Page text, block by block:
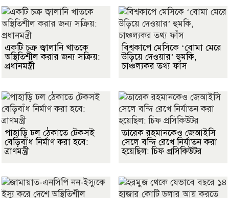
একটি চক্র জ্বালানি খাতকে
অস্থিতিশীল করার জন্য সক্রিয়:
প্রধানমন্ত্রী
বিশ্বকাপে মেসিকে ‘বোমা মেরে
উড়িয়ে দেওয়ার’ হুমকি,
চাঞ্চল্যকর তথ্য ফাঁস
পাহাড়ি ঢল ঠেকাতে টেকসই
বেড়িবাঁধ নির্মাণ করা হবে:
ত্রাণমন্ত্রী
তারেক রহমানকেও জেআইসি
সেলে বন্দি রেখে নির্যাতন করা
হয়েছিল: চিফ প্রসিকিউটর